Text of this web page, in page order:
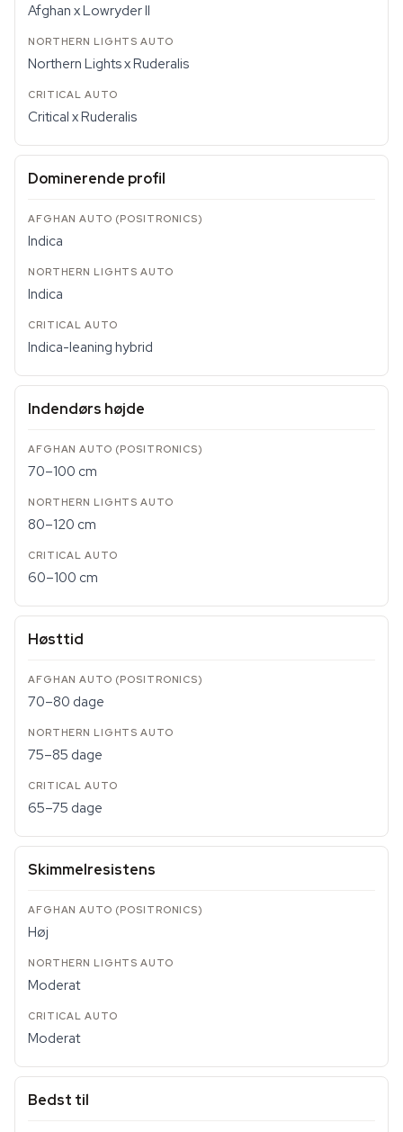
Afghan x Lowryder II
Northern Lights x Ruderalis
Critical x Ruderalis
Dominerende profil
Indica
Indica
Indica-leaning hybrid
Indendørs højde
70–100 cm
80–120 cm
60–100 cm
Høsttid
70–80 dage
75–85 dage
65–75 dage
Skimmelresistens
Høj
Moderat
Moderat
Bedst til